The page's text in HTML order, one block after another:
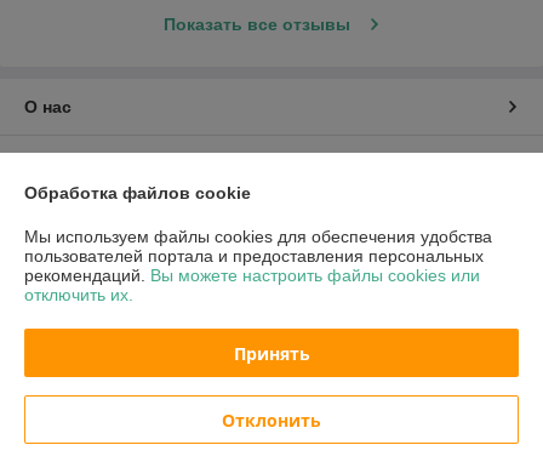
Показать все отзывы
О нас
График работы
Полная версия сайта
Политика обработки cookies
Сайт создан на платформе Deal.by
Обработка файлов cookie
Мы используем файлы cookies для обеспечения удобства
пользователей портала и предоставления персональных
рекомендаций. Вы можете настроить файлы cookies или
отключить их.
Принять
Отклонить